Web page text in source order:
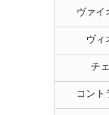
ヴァイ
ヴィ
チ
コント